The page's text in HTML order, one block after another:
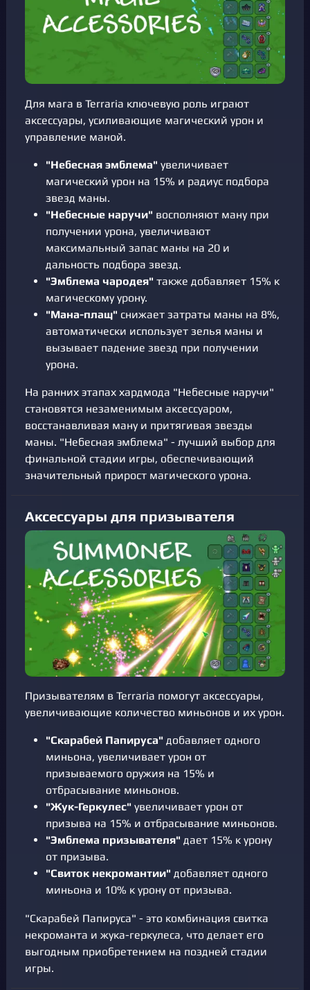
Для мага в Terraria ключевую роль играют
аксессуары, усиливающие магический урон и
управление маной.
"Небесная эмблема" увеличивает
магический урон на 15% и радиус подбора
звезд маны.
"Небесные наручи" восполняют ману при
получении урона, увеличивают
максимальный запас маны на 20 и
дальность подбора звезд.
"Эмблема чародея" также добавляет 15% к
магическому урону.
"Мана-плащ" снижает затраты маны на 8%,
автоматически использует зелья маны и
вызывает падение звезд при получении
урона.
На ранних этапах хардмода "Небесные наручи"
становятся незаменимым аксессуаром,
восстанавливая ману и притягивая звезды
маны. "Небесная эмблема" - лучший выбор для
финальной стадии игры, обеспечивающий
значительный прирост магического урона.
Аксессуары для призывателя
Призывателям в Terraria помогут аксессуары,
увеличивающие количество миньонов и их урон.
"Скарабей Папируса" добавляет одного
миньона, увеличивает урон от
призываемого оружия на 15% и
отбрасывание миньонов.
"Жук-Геркулес" увеличивает урон от
призыва на 15% и отбрасывание миньонов.
"Эмблема призывателя" дает 15% к урону
от призыва.
"Свиток некромантии" добавляет одного
миньона и 10% к урону от призыва.
"Скарабей Папируса" - это комбинация свитка
некроманта и жука-геркулеса, что делает его
выгодным приобретением на поздней стадии
игры.